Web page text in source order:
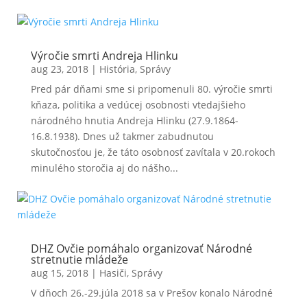
Výročie smrti Andreja Hlinku
aug 23, 2018| História, Správy
Pred pár dňami sme si pripomenuli 80. výročie smrti
kňaza, politika a vedúcej osobnosti vtedajšieho
národného hnutia Andreja Hlinku (27.9.1864-
16.8.1938). Dnes už takmer zabudnutou
skutočnosťou je, že táto osobnosť zavítala v 20.rokoch
minulého storočia aj do nášho...
DHZ Ovčie pomáhalo organizovať Národné
stretnutie mládeže
aug 15, 2018| Hasiči, Správy
V dňoch 26.-29.júla 2018 sa v Prešov konalo Národné